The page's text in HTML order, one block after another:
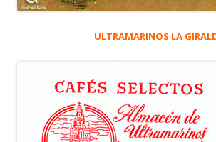
ULTRAMARINOS LA